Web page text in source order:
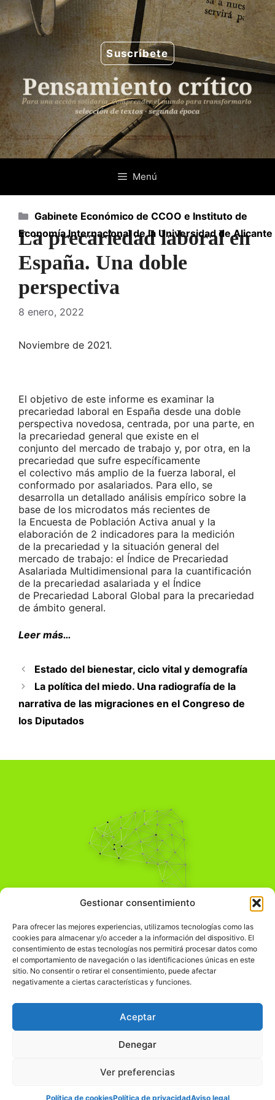
Gestionar consentimiento
Para ofrecer las mejores experiencias, utilizamos tecnologías como las
cookies para almacenar y/o acceder a la información del dispositivo. El
consentimiento de estas tecnologías nos permitirá procesar datos como
el comportamiento de navegación o las identificaciones únicas en este
sitio. No consentir o retirar el consentimiento, puede afectar
negativamente a ciertas características y funciones.
Aceptar
Denegar
Ver preferencias
Política de cookiesPolítica de privacidadAviso legal
Saltar
al
contenido
Suscríbete
Menú
La precariedad laboral en
España. Una doble
perspectiva
8 enero, 2022
Noviembre de 2021.
El objetivo de este informe es examinar la
precariedad laboral en España desde una doble
perspectiva novedosa, centrada, por una parte, en
la precariedad general que existe en el
conjunto del mercado de trabajo y, por otra, en la
precariedad que sufre específicamente
el colectivo más amplio de la fuerza laboral, el
conformado por asalariados. Para ello, se
desarrolla un detallado análisis empírico sobre la
base de los microdatos más recientes de
la Encuesta de Población Activa anual y la
elaboración de 2 indicadores para la medición
de la precariedad y la situación general del
mercado de trabajo: el Índice de Precariedad
Asalariada Multidimensional para la cuantificación
de la precariedad asalariada y el Índice
de Precariedad Laboral Global para la precariedad
de ámbito general.
Leer más…
Categorías
Gabinete Económico de CCOO e Instituto de
Economía Internacional de la Universidad de Alicante
Estado del bienestar, ciclo vital y demografía
La política del miedo. Una radiografía de la
narrativa de las migraciones en el Congreso de
los Diputados
Pensamiento Crítico
Comprender el mundo para transformarlo.
Información Legal
჻Política de privacidad
Política de cookies
© pensamientocritico.org 2026